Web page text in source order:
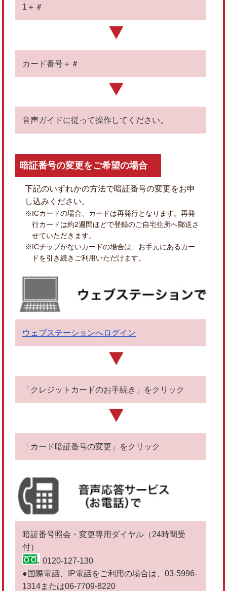
1＋＃
カード番号＋＃
音声ガイドに従って操作してください。
暗証番号の変更をご希望の場合
下記のいずれかの方法で暗証番号の変更をお申
し込みください。
※ICカードの場合、カードは再発行となります。再発
行カードは約2週間ほどで登録のご自宅住所へ郵送さ
せていただきます。
※ICチップがないカードの場合は、お手元にあるカー
ドを引き続きご利用いただけます。
ウェブステーションへログイン
「クレジットカードのお手続き」をクリック
「カード暗証番号の変更」をクリック
暗証番号照会・変更専用ダイヤル（24時間受
付）
0120-127-130
●国際電話、IP電話をご利用の場合は、03-5996-
1314または06-7709-8220